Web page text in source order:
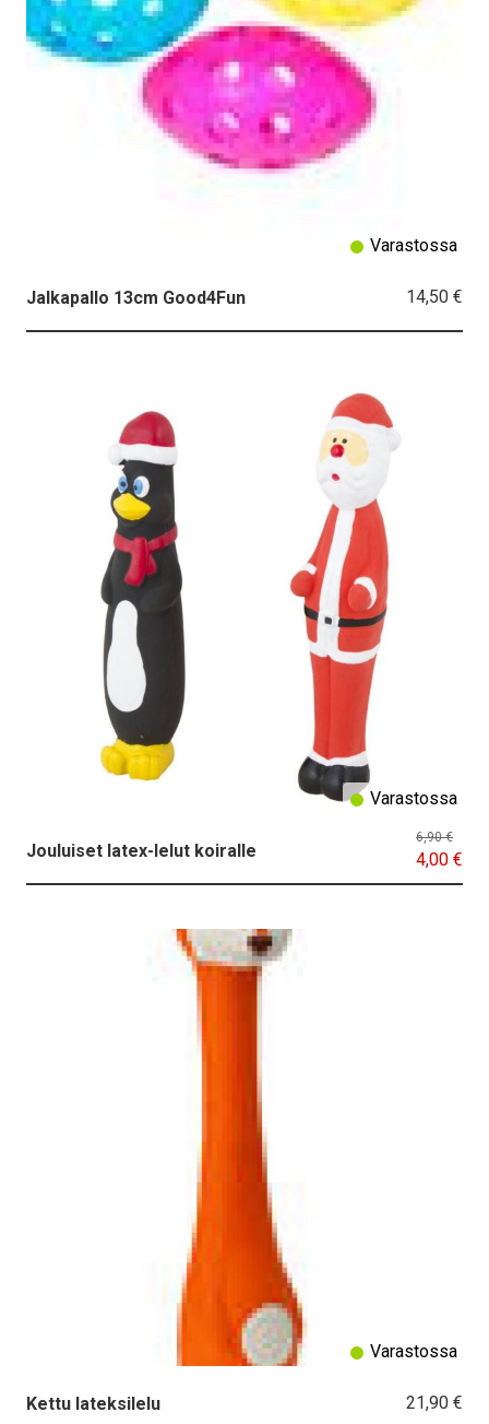
Jalkapallo 13cm Good4Fun 14,50 €
Varastossa
Jouluiset latex-lelut koiralle
6,90 €
4,00 €
Varastossa
Kettu lateksilelu 21,90 €
Varastossa